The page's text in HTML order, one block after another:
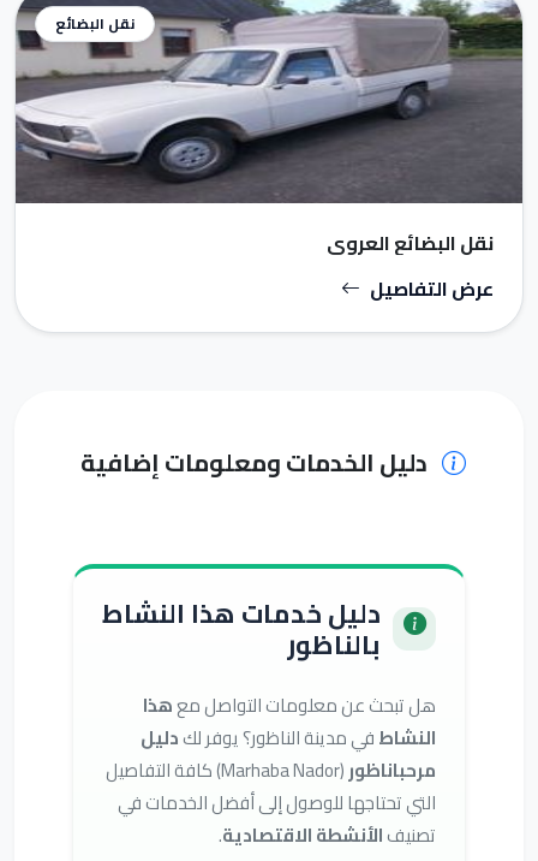
نقل البضائع
نقل البضائع العروي
عرض التفاصيل
دليل الخدمات ومعلومات إضافية
دليل خدمات هذا النشاط
بالناظور
هل تبحث عن معلومات التواصل معهذا
النشاطفي مدينة الناظور؟ يوفر لكدليل
مرحباناظور
(Marhaba Nador) كافة التفاصيل
التي تحتاجها للوصول إلى أفضل الخدمات في
تصنيفالأنشطة الاقتصادية.